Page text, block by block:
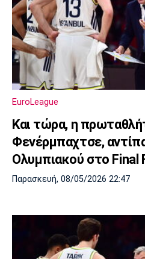
EuroLeague
Και τώρα, η
Φενέρμπαχτσε,
Ολυμπιακού στο Final
Παρασκευή, 08/05/2026 22:47